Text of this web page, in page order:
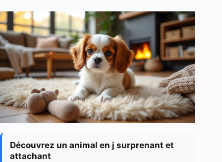
Découvrez un animal en j surprenant et
attachant